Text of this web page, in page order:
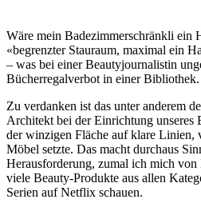
Wäre mein Badezimmerschränkli ein
«begrenzter Stauraum, maximal ein
– was bei einer Beautyjournalistin
Bücherregalverbot in einer Bibliothek.
Zu verdanken ist das unter anderem
Architekt bei der Einrichtung unseres
der winzigen Fläche auf klare
Möbel setzte. Das macht durchaus
Herausforderung, zumal ich mich
viele Beauty-Produkte aus allen
Serien auf Netflix schauen.